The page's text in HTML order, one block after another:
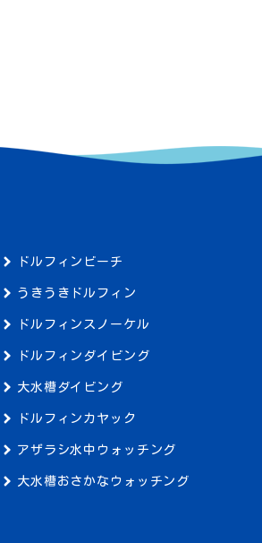
ドルフィンビーチ
うきうきドルフィン
ドルフィンスノーケル
ドルフィンダイビング
大水槽ダイビング
ドルフィンカヤック
アザラシ水中ウォッチング
大水槽おさかなウォッチング